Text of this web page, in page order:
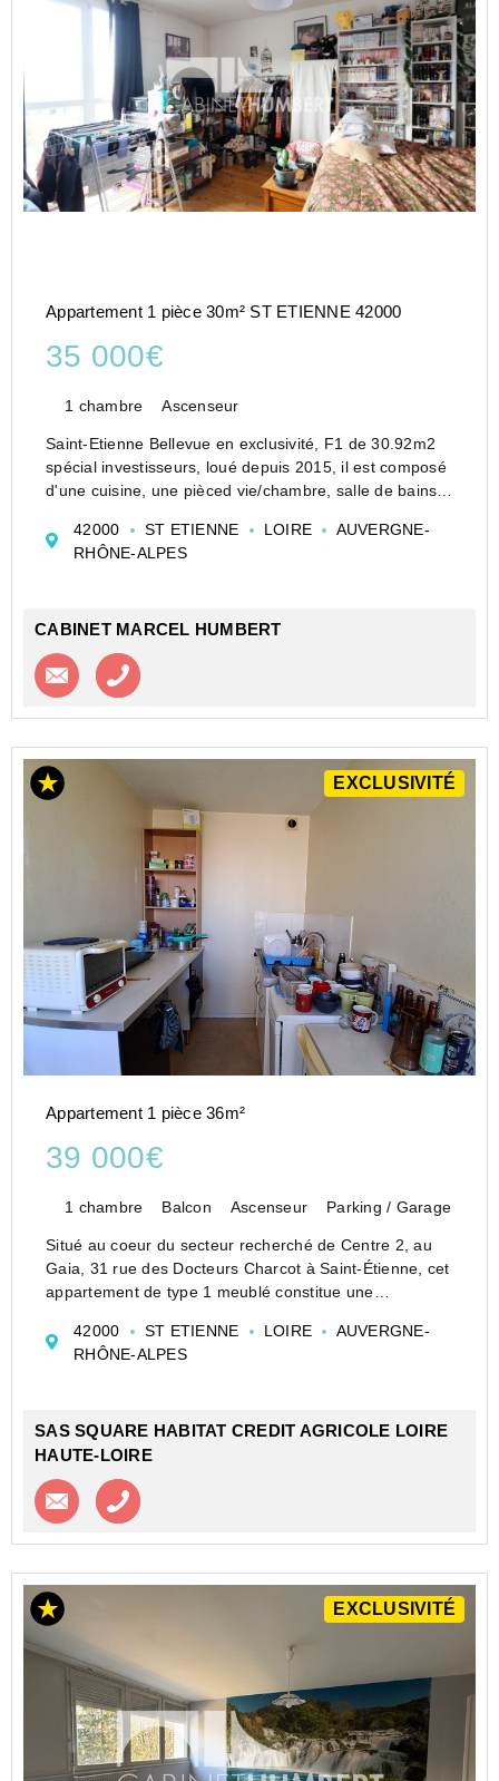
Appartement 1 pièce 30m² ST ETIENNE 42000
35 000€
1 chambre Ascenseur
Saint-Etienne Bellevue en exclusivité, F1 de 30.92m2
spécial investisseurs, loué depuis 2015, il est composé
d'une cuisine, une pièced vie/chambre, salle de bains,
60€ charges, double vitrage, vendu av...
42000 ST ETIENNE LOIRE
AUVERGNE-
RHÔNE-ALPES
CABINET MARCEL HUMBERT
Contacter l'agence
EXCLUSIVITÉ
Appartement 1 pièce 36m²
39 000€
1 chambre Balcon Ascenseur Parking / Garage
Situé au coeur du secteur recherché de Centre 2, au
Gaia, 31 rue des Docteurs Charcot à Saint-Étienne, cet
appartement de type 1 meublé constitue une
sécurisé. En copropriété avec ascenseur sur palier, ce
bien ...
42000 ST ETIENNE LOIRE
AUVERGNE-
RHÔNE-ALPES
SAS SQUARE HABITAT CREDIT AGRICOLE LOIRE
HAUTE-LOIRE
Contacter l'agence
EXCLUSIVITÉ